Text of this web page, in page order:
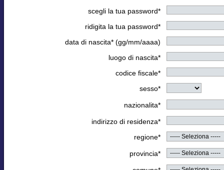
scegli la tua password*
ridigita la tua password*
data di nascita* (gg/mm/aaaa)
luogo di nascita*
codice fiscale*
sesso*
nazionalita*
indirizzo di residenza*
regione*
provincia*